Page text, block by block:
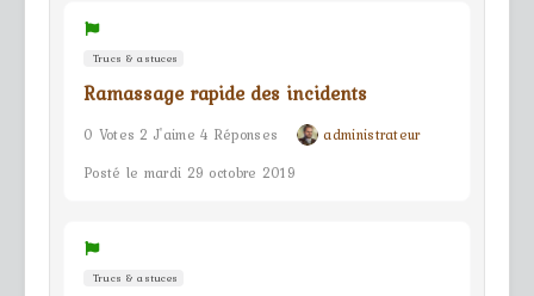
Trucs & astuces
Ramassage rapide des incidents
0 Votes 2 J'aime 4 Réponses
administrateur
Posté le mardi 29 octobre 2019
Trucs & astuces